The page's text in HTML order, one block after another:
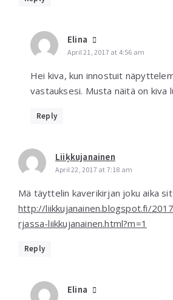
Elina
April 21, 2017 at 4:56 am
Hei kiva, kun innostuit
vastauksesi. Musta näitä on kiva
Reply
Liiķkujanainen
April 22, 2017 at 7:18 am
Mä täyttelin kaverikirjan joku aika
http://liikkujanainen.blogspot.fi/
rjassa-liikkujanainen.html?m=1
Reply
Elina